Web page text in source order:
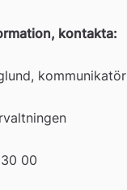
kontakta:
kommunikatör
00